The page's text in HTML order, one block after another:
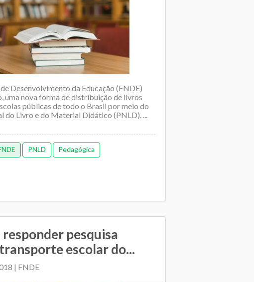
Desenvolvimento da Educação (FNDE)
uma nova forma de distribuição de livros
públicas de todo o Brasil por meio do
do Livro e do Material Didático (PNLD). ...
PNLD Pedagógica
responder pesquisa
escolar do...
| FNDE